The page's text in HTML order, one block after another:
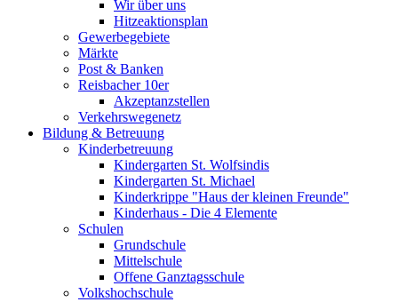
Wir über uns
Hitzeaktionsplan
Gewerbegebiete
Märkte
Post & Banken
Reisbacher 10er
Akzeptanzstellen
Verkehrswegenetz
Bildung & Betreuung
Kinderbetreuung
Kindergarten St. Wolfsindis
Kindergarten St. Michael
Kinderkrippe "Haus der kleinen Freunde"
Kinderhaus - Die 4 Elemente
Schulen
Grundschule
Mittelschule
Offene Ganztagsschule
Volkshochschule